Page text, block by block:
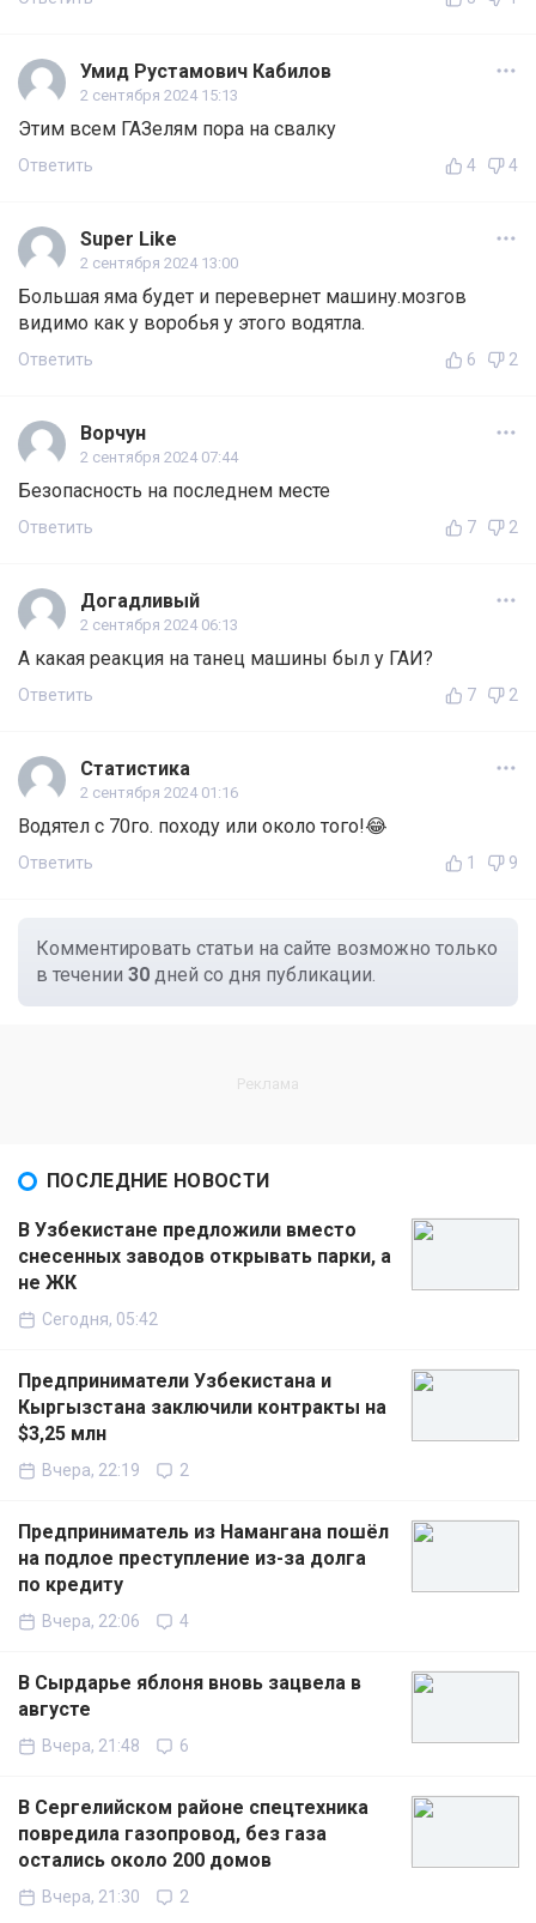
Умид Рустамович Кабилов
2 сентября 2024 15:13
Этим всем ГАЗелям пора на свалку
Ответить 4 4
Super Like
2 сентября 2024 13:00
Большая яма будет и перевернет машину.мозгов
видимо как у воробья у этого водятла.
Ответить 6 2
Ворчун
2 сентября 2024 07:44
Безопасность на последнем месте
Ответить 7 2
Догадливый
2 сентября 2024 06:13
А какая реакция на танец машины был у ГАИ?
Ответить 7 2
Статистика
2 сентября 2024 01:16
Водятел с 70го. походу или около того!😂
Ответить 1 9
Комментировать статьи на сайте возможно только
в течении 30 дней со дня публикации.
ПОСЛЕДНИЕ НОВОСТИ
В Узбекистане предложили вместо
снесенных заводов открывать парки, а
не ЖК
Сегодня, 05:42
Предприниматели Узбекистана и
Кыргызстана заключили контракты на
$3,25 млн
Вчера, 22:19 2
Предприниматель из Намангана пошёл
на подлое преступление из-за долга
по кредиту
Вчера, 22:06 4
В Сырдарье яблоня вновь зацвела в
августе
Вчера, 21:48 6
В Сергелийском районе спецтехника
повредила газопровод, без газа
остались около 200 домов
Вчера, 21:30 2